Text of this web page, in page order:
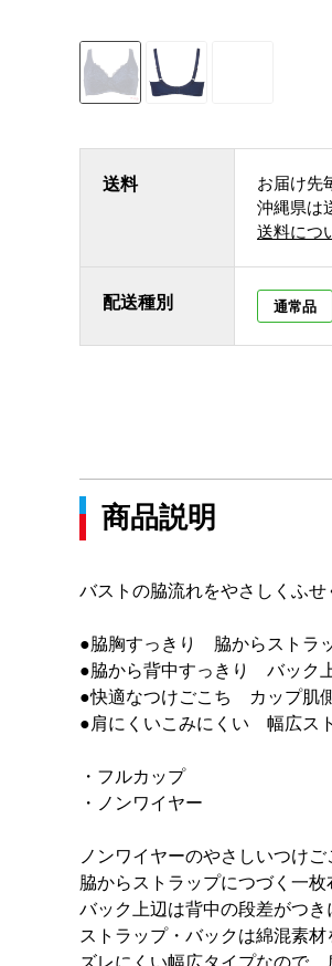
送料 お届け先
沖縄県は
送料につ
配送種別 通常品
商品説明
バストの脇流れをやさしくふ
●脇胸すっきり 脇からストラ
●脇から背中すっきり バック
●快適なつけごこち カップ肌
●肩にくいこみにくい 幅広ス
・フルカップ
・ノンワイヤー
ノンワイヤーのやさしいつけ
脇からストラップにつづく一
バック上辺は背中の段差がつ
ストラップ・バックは綿混素
ズレにくい幅広タイプなので